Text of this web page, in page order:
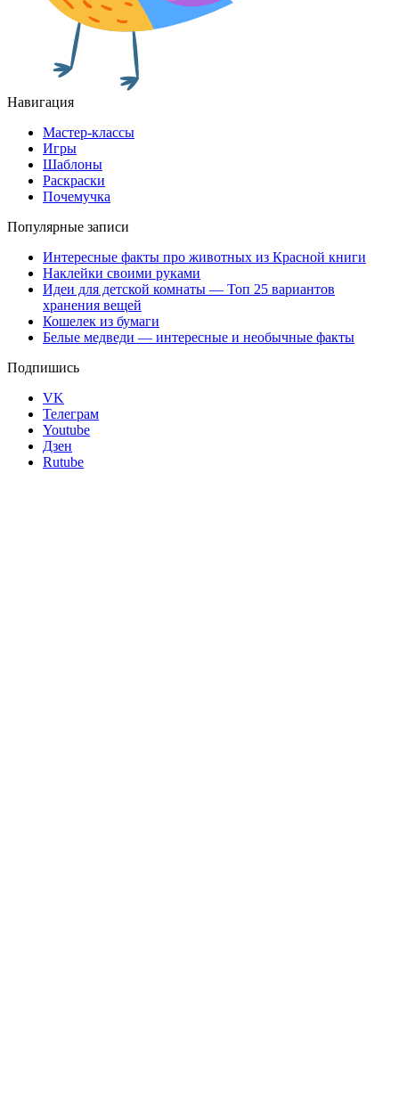
Навигация
Мастер-классы
Игры
Шаблоны
Раскраски
Почемучка
Популярные записи
Интересные факты про животных из Красной книги
Наклейки своими руками
Идеи для детской комнаты — Топ 25 вариантов
хранения вещей
Кошелек из бумаги
Белые медведи — интересные и необычные факты
Подпишись
VK
Телеграм
Youtube
Дзен
Rutube